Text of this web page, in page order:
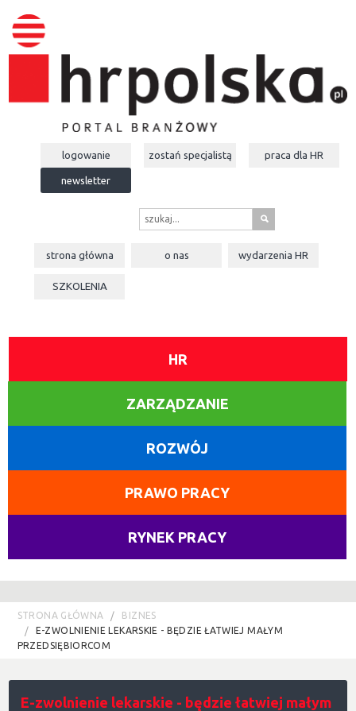
logowanie zostań specjalistą praca dla HR
newsletter
s
strona główna o nas wydarzeniaHR
SZKOLENIA
HR
ZARZĄDZANIE
ROZWÓJ
PRAWO PRACY
RYNEK PRACY
STRONA GŁÓWNA
BIZNES
E-ZWOLNIENIE LEKARSKIE - BĘDZIE ŁATWIEJ MAŁYM
PRZEDSIĘBIORCOM
E-zwolnienie lekarskie - będzie łatwiej małym